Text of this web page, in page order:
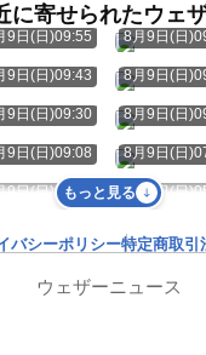
に寄せられたウェ
9日(日)09:55 8月9日(日
9日(日)09:43 8月9日(日
9日(日)09:30 8月9日(日
9日(日)09:08 8月9日(日
9日(日)05:51 8月9日(日
もっと見る
バシーポリシー特定商取引
ウェザーニュース